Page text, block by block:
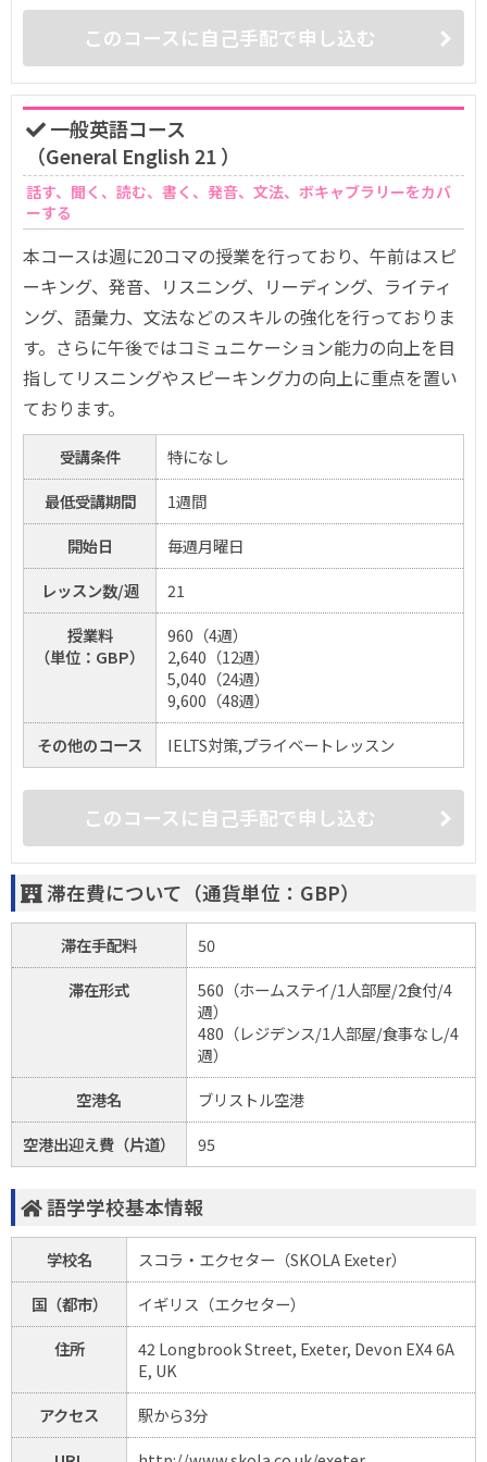
このコースに自己手配で申し込む
一般英語コース
（General English 21 ）
話す、聞く、読む、書く、発音、文法、ボキャブラリーをカバ
ーする
本コースは週に20コマの授業を行っており、午前はスピ
ーキング、発音、リスニング、リーディング、ライティ
ング、語彙力、文法などのスキルの強化を行っておりま
す。さらに午後ではコミュニケーション能力の向上を目
指してリスニングやスピーキング力の向上に重点を置い
ております。
受講条件
特になし
最低受講期間
1週間
開始日
毎週月曜日
レッスン数/週
21
授業料
（単位：GBP）
960（4週）
2,640（12週）
5,040（24週）
9,600（48週）
その他のコース
IELTS対策,プライベートレッスン
このコースに自己手配で申し込む
滞在費について（通貨単位：GBP）
滞在手配料
50
滞在形式
560（ホームステイ/1人部屋/2食付/4
週）
480（レジデンス/1人部屋/食事なし/4
週）
空港名
ブリストル空港
空港出迎え費（片道）
95
語学学校基本情報
学校名
スコラ・エクセター（SKOLA Exeter）
国（都市）
イギリス（エクセター）
住所
42 Longbrook Street, Exeter, Devon EX4 6A
E, UK
アクセス
駅から3分